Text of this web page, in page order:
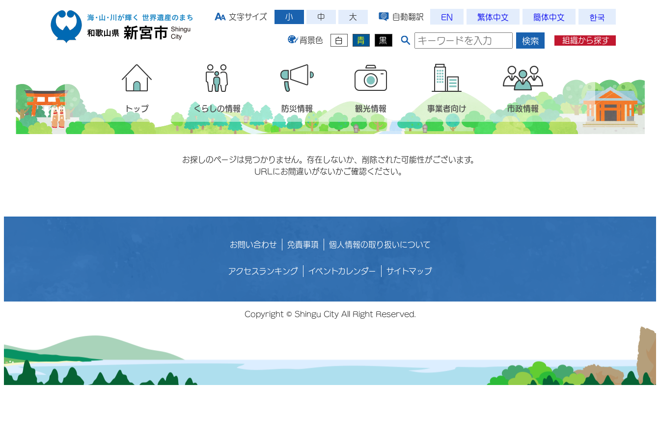
文字サイズ
小 中 大 自動翻訳 EN 繁体中文 簡体中文 한국
背景色 白 青 黒 検索 組織から探す
トップ くらしの情報 防災情報 観光情報 事業者向け 市政情報
お探しのページは見つかりません。存在しないか、削除された可能性がございます。
URLにお間違いがないかご確認ください。
お問い合わせ 免責事項 個人情報の取り扱いについて
アクセスランキング イベントカレンダー サイトマップ
Copyright © Shingu City All Right Reserved.